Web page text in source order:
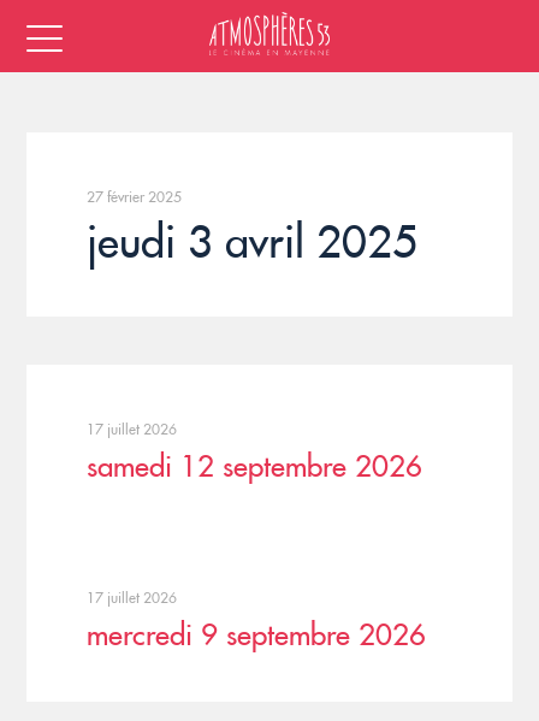
27 février 2025
jeudi 3 avril 2025
17 juillet 2026
samedi 12 septembre 2026
17 juillet 2026
mercredi 9 septembre 2026